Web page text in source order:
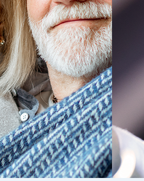
Mobilen Dienst finden